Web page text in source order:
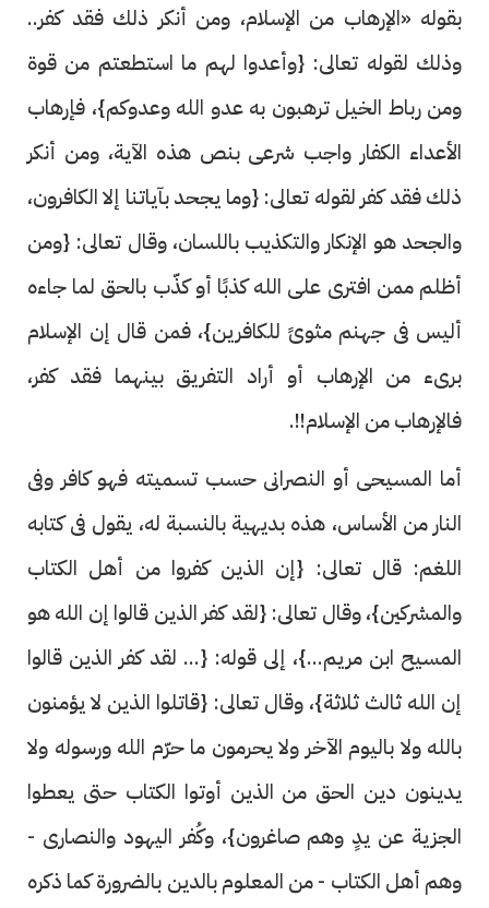
بقوله «الإرهاب من الإسلام، ومن أنكر ذلك فقد كفر..
وذلك لقوله تعالى: {وأعدوا لهم ما استطعتم من قوة
ومن رباط الخيل ترهبون به عدو الله وعدوكم}، فإرهاب
الأعداء الكفار واجب شرعى بنص هذه الآية، ومن أنكر
ذلك فقد كفر لقوله تعالى: {وما يجحد بآياتنا إلا الكافرون،
والجحد هو الإنكار والتكذيب باللسان، وقال تعالى: {ومن
أظلم ممن افترى على الله كذبًا أو كذّب بالحق لما جاءه
أليس فى جهنم مثوىً للكافرين}، فمن قال إن الإسلام
برىء من الإرهاب أو أراد التفريق بينهما فقد كفر،
فالإرهاب من الإسلام!!.
أما المسيحى أو النصرانى حسب تسميته فهو كافر وفى
النار من الأساس، هذه بديهية بالنسبة له، يقول فى كتابه
اللغم: قال تعالى: {إن الذين كفروا من أهل الكتاب
والمشركين}، وقال تعالى: {لقد كفر الذين قالوا إن الله هو
المسيح ابن مريم...}، إلى قوله: {... لقد كفر الذين قالوا
إن الله ثالث ثلاثة}، وقال تعالى: {قاتلوا الذين لا يؤمنون
بالله ولا باليوم الآخر ولا يحرمون ما حرّم الله ورسوله ولا
يدينون دين الحق من الذين أوتوا الكتاب حتى يعطوا
الجزية عن يدٍ وهم صاغرون}، وكُفر اليهود والنصارى -
وهم أهل الكتاب - من المعلوم بالدين بالضرورة كما ذكره